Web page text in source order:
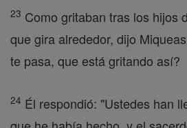
23 Como gritaban tras los hijos
que gira alrededor, dijo
te pasa, que está gritando así?
24 Él respondió: "Ustedes han